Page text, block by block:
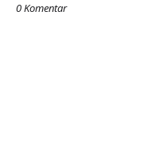
0 Komentar